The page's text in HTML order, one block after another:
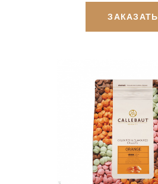
ЗАКАЗАТЬ